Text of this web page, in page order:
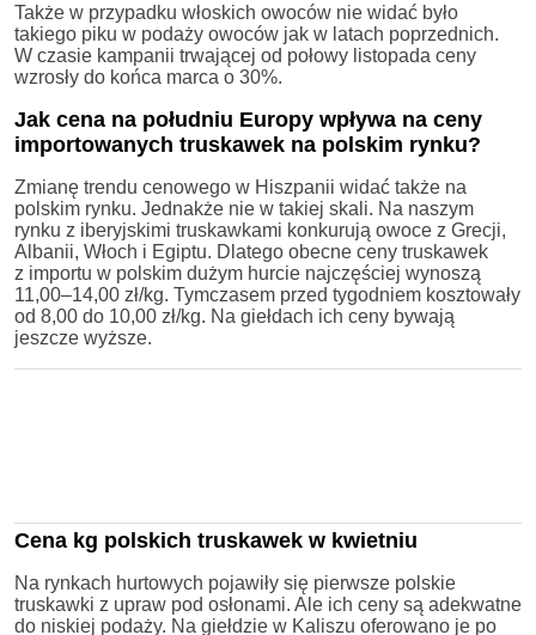
Także w przypadku włoskich owoców nie widać było
takiego piku w podaży owoców jak w latach poprzednich.
W czasie kampanii trwającej od połowy listopada ceny
wzrosły do końca marca o 30%.
Jak cena na południu Europy wpływa na ceny
importowanych truskawek na polskim rynku?
Zmianę trendu cenowego w Hiszpanii widać także na
polskim rynku. Jednakże nie w takiej skali. Na naszym
rynku z iberyjskimi truskawkami konkurują owoce z Grecji,
Albanii, Włoch i Egiptu. Dlatego obecne ceny truskawek
z importu w polskim dużym hurcie najczęściej wynoszą
11,00–14,00 zł/kg. Tymczasem przed tygodniem kosztowały
od 8,00 do 10,00 zł/kg. Na giełdach ich ceny bywają
jeszcze wyższe.
Cena kg polskich truskawek w kwietniu
Na rynkach hurtowych pojawiły się pierwsze polskie
truskawki z upraw pod osłonami. Ale ich ceny są adekwatne
do niskiej podaży. Na giełdzie w Kaliszu oferowano je po